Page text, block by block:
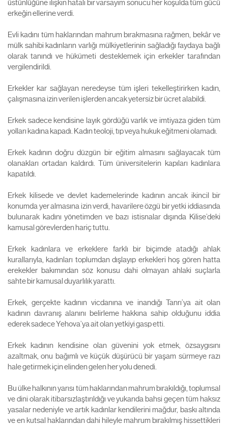
üstünlüğüne ilişkin hatalı bir varsayım sonucu her koşulda tüm gücü
erkeğin ellerine verdi.
Evli kadını tüm haklarından mahrum bırakmasına rağmen, bekâr ve
mülk sahibi kadınların varlığı mülkiyetlerinin sağladığı faydaya bağlı
olarak tanındı ve hükümeti desteklemek için erkekler tarafından
vergilendirildi.
Erkekler kar sağlayan neredeyse tüm işleri tekelleştirirken kadın,
çalışmasına izin verilen işlerden ancak yetersiz bir ücret alabildi.
Erkek sadece kendisine layık gördüğü varlık ve imtiyaza giden tüm
yolları kadına kapadı. Kadın teoloji, tıp veya hukuk eğitmeni olamadı.
Erkek kadının doğru düzgün bir eğitim almasını sağlayacak tüm
olanakları ortadan kaldırdı. Tüm üniversitelerin kapıları kadınlara
kapatıldı.
Erkek kilisede ve devlet kademelerinde kadının ancak ikincil bir
konumda yer almasına izin verdi, havarilere özgü bir yetki iddiasında
bulunarak kadını yönetimden ve bazı istisnalar dışında Kilise’deki
kamusal görevlerden hariç tuttu.
Erkek kadınlara ve erkeklere farklı bir biçimde atadığı ahlak
kurallarıyla, kadınları toplumdan dışlayıp erkekleri hoş gören hatta
erekekler bakımından söz konusu dahi olmayan ahlaki suçlarla
sahte bir kamusal duyarlılık yarattı.
Erkek, gerçekte kadının vicdanına ve inandığı Tanrı’ya ait olan
kadının davranış alanını belirleme hakkına sahip olduğunu iddia
ederek sadece Yehova’ya ait olan yetkiyi gasp etti.
Erkek kadının kendisine olan güvenini yok etmek, özsaygısını
azaltmak, onu bağımlı ve küçük düşürücü bir yaşam sürmeye razı
hale getirmek için elinden gelen her yolu denedi.
Bu ülke halkının yarısı tüm haklarından mahrum bırakıldığı, toplumsal
ve dini olarak itibarsızlaştırıldığı ve yukarıda bahsi geçen tüm haksız
yasalar nedeniyle ve artık kadınlar kendilerini mağdur, baskı altında
ve en kutsal haklarından dahi hileyle mahrum bırakılmış hissettikleri